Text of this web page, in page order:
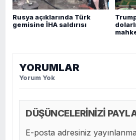
Rusya açıklarında Türk
gemisine İHA saldırısı
YORUMLAR
Yorum Yok
DÜŞÜNCELERİNİZİ
E-posta adresiniz